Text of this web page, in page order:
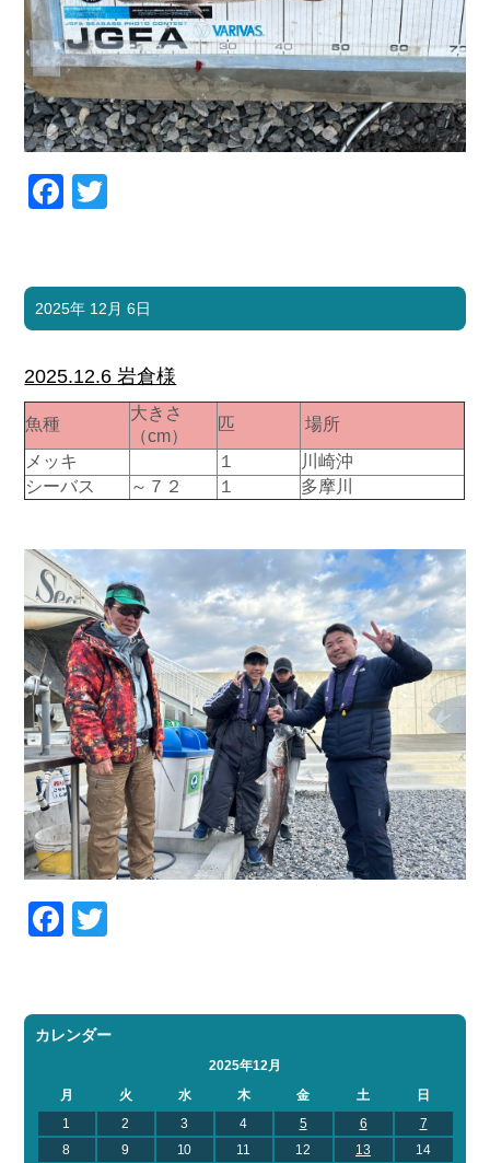
Facebook
2025年 12月 6日
2025.12.6 岩倉様
魚種
大きさ
（cm）
匹
場所
メッキ
１
川崎沖
シーバス
～７２ １ 多摩川
Facebook
カレンダー
2025年12月
月
火 水 木 金 土
日
1
2 3 4 5 6
7
8
9 10 11 12 13
14